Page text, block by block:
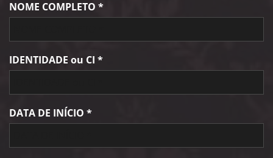
NOME COMPLETO *
IDENTIDADE ou CI *
DATA DE INÍCIO *